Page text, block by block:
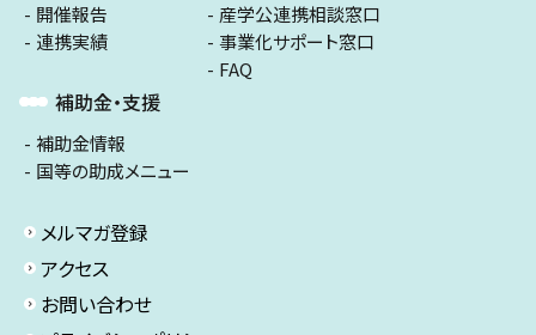
開催報告
連携実績
補助金・支援
補助金情報
国等の助成メニュー
産学公連携相談窓口
事業化サポート窓口
FAQ
メルマガ登録
アクセス
お問い合わせ